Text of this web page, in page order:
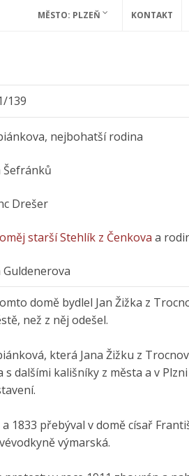
MĚSTO: PLZEŇ KONTAKT
139
nejbohatší rodina
Šefránků
Drešer
starší Stehlík z Čenkova a
domě bydlel Jan Žižka z
než z něj odešel.
která Jana Žižku z
s dalšími kališníky z města a v Plzni
1833 přebýval v domě císař
výmarská.